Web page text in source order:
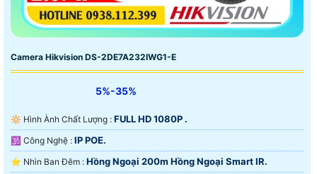
Camera Hikvision DS-2DE7A232IWG1-E
5%-35%
🔆 Hình Ành Chất Lượng : FULL HD 1080P .
🕉️ Công Nghệ : IP POE.
⭐ Nhìn Ban Đêm : Hồng Ngoại 200m Hồng Ngoại Smart IR.